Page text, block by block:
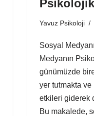
Yavuz Psikoloji
Sosyal
Medyanın
günümüzde
yer tutmakta ve
etkileri giderek
Bu makalede,